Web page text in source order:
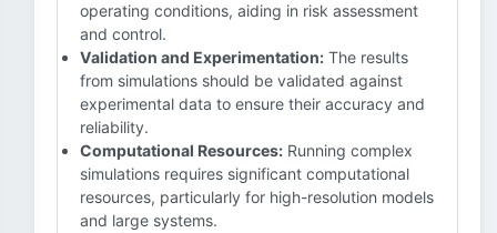
operating conditions, aiding in risk assessment
and control.
Validation and Experimentation: The results
from simulations should be validated against
experimental data to ensure their accuracy and
reliability.
Computational Resources: Running complex
simulations requires significant computational
resources, particularly for high-resolution models
and large systems.